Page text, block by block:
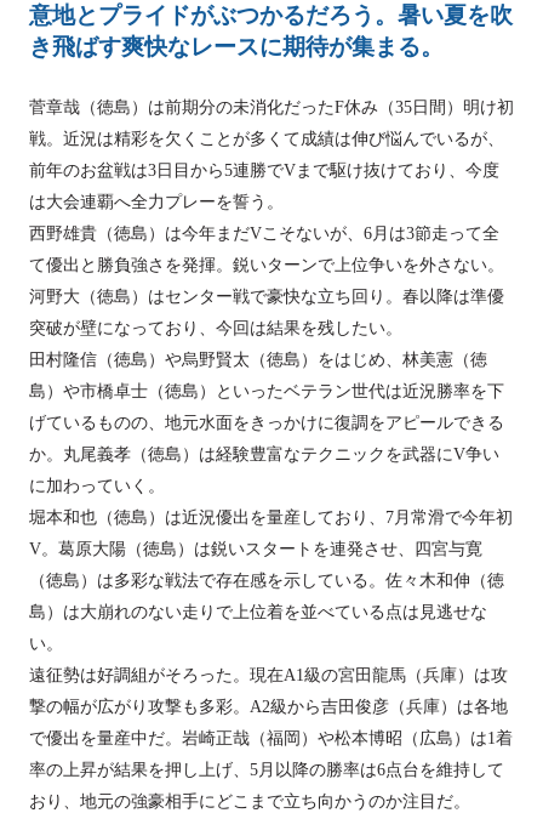
意地とプライドがぶつかるだろう。暑い夏を吹
き飛ばす爽快なレースに期待が集まる。
菅章哉（徳島）は前期分の未消化だったF休み（35日間）明け初
戦。近況は精彩を欠くことが多くて成績は伸び悩んでいるが、
前年のお盆戦は3日目から5連勝でVまで駆け抜けており、今度
は大会連覇へ全力プレーを誓う。
西野雄貴（徳島）は今年まだVこそないが、6月は3節走って全
て優出と勝負強さを発揮。鋭いターンで上位争いを外さない。
河野大（徳島）はセンター戦で豪快な立ち回り。春以降は準優
突破が壁になっており、今回は結果を残したい。
田村隆信（徳島）や烏野賢太（徳島）をはじめ、林美憲（徳
島）や市橋卓士（徳島）といったベテラン世代は近況勝率を下
げているものの、地元水面をきっかけに復調をアピールできる
か。丸尾義孝（徳島）は経験豊富なテクニックを武器にV争い
に加わっていく。
堀本和也（徳島）は近況優出を量産しており、7月常滑で今年初
V。葛原大陽（徳島）は鋭いスタートを連発させ、四宮与寛
（徳島）は多彩な戦法で存在感を示している。佐々木和伸（徳
島）は大崩れのない走りで上位着を並べている点は見逃せな
い。
遠征勢は好調組がそろった。現在A1級の宮田龍馬（兵庫）は攻
撃の幅が広がり攻撃も多彩。A2級から吉田俊彦（兵庫）は各地
で優出を量産中だ。岩崎正哉（福岡）や松本博昭（広島）は1着
率の上昇が結果を押し上げ、5月以降の勝率は6点台を維持して
おり、地元の強豪相手にどこまで立ち向かうのか注目だ。